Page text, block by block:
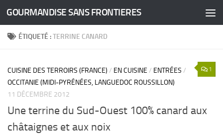
Skip to content
GOURMANDISE SANS FRONTIERES
ÉTIQUETÉ :TERRINE CANARD
1
CUISINE DES TERROIRS (FRANCE) / EN CUISINE / ENTRÉES /
OCCITANIE (MIDI-PYRÉNÉES, LANGUEDOC ROUSSILLON)
11 DÉCEMBRE 2012
Une terrine du Sud-Ouest 100% canard aux
châtaignes et aux noix